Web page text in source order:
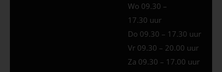
Wo 09.30 –
17.30 uur
Do 09.30 – 17.30 uur
Vr 09.30 – 20.00 uur
Za 09.30 – 17.00 uur